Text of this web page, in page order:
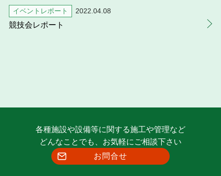
2022.04.08
イベントレポート
競技会レポート
各種施設や設備等に関する施工や管理など
どんなことでも、お気軽にご相談下さい
お問合せ